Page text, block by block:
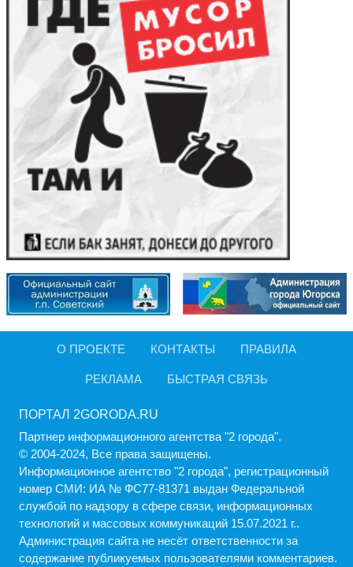
О ПРОЕКТЕ КОНТАКТЫ ПРАВИЛА
РЕКЛАМА БЫСТРАЯ СВЯЗЬ
ПОРТАЛ 2GORODA.RU
Партнер информационного агентства "2 города".
© 2004-2024, Все права защищены.
Информационное агентство "2 города", регистрационный
номер СМИ: ИА № ФС77-81371 выдан Федеральной
службой по надзору в сфере связи, информационных
технологий и массовых коммуникаций 15.07.2021 г..
Администрация cайта не несёт ответственности за
содержание публикуемых пользователями комментариев.